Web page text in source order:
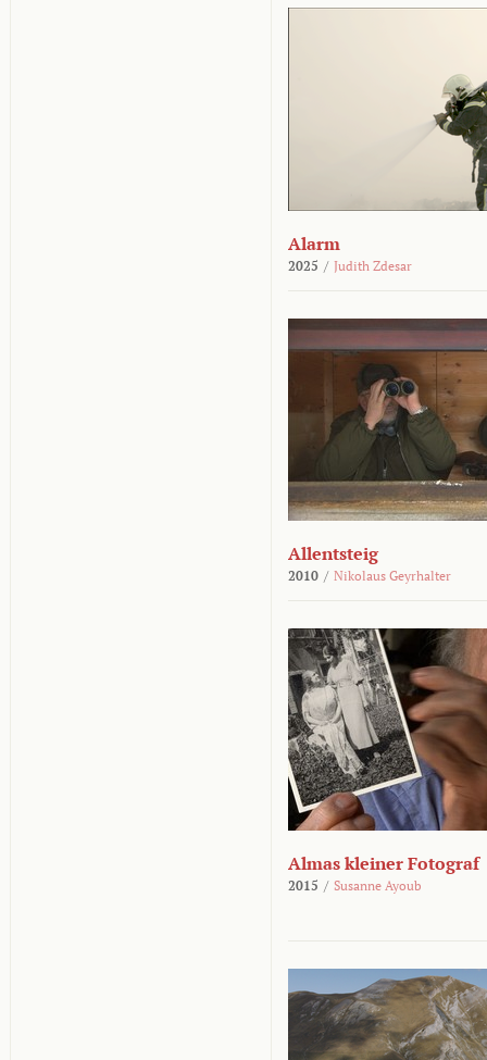
Alarm
2025 / Judith Zdesar
Allentsteig
2010 / Nikolaus Geyrhalter
Almas kleiner Fotograf
2015 / Susanne Ayoub